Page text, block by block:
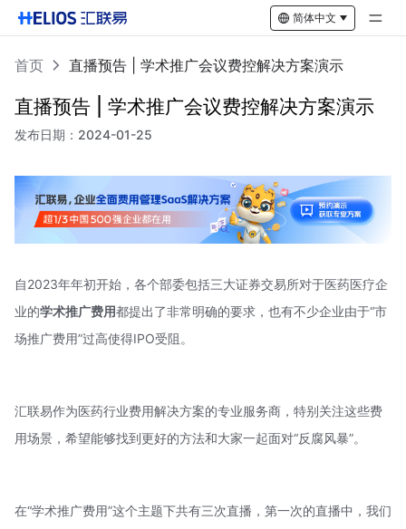
简体中文
首页 直播预告 | 学术推广会议费控解决方案演示
直播预告 | 学术推广会议费控解决方案演示
发布日期： 2024-01-25
自2023年年初开始，各个部委包括三大证券交易所对于医药医疗企
业的学术推广费用都提出了非常明确的要求，也有不少企业由于“市
场推广费用”过高使得IPO受阻。
汇联易作为医药行业费用解决方案的专业服务商，特别关注这些费
用场景，希望能够找到更好的方法和大家一起面对“反腐风暴”。
在“学术推广费用”这个主题下共有三次直播，第一次的直播中，我们